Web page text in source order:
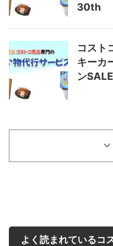
30th
コスト
キーカ
ン
よく読まれているコ